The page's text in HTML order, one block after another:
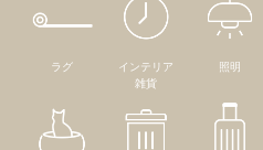
ラグ
インテリア
雑貨
照明